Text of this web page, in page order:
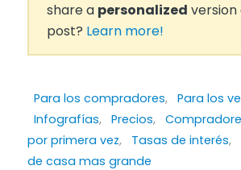
share a personalized version
post? Learn more!
Para los compradores, Para los
Infografías, Precios,
por primera vez, Tasas de interés,
de casa mas grande